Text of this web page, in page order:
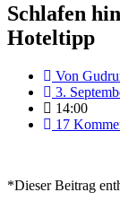
Schlafen
Hoteltipp
Von
3.
14:00
17
*Dieser Beitrag